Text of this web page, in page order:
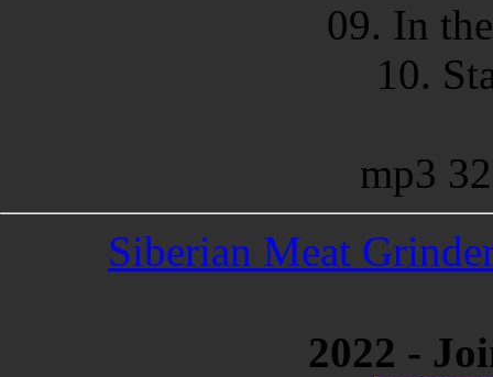
09. In
10.
mp3
Siberian Meat
2022 -